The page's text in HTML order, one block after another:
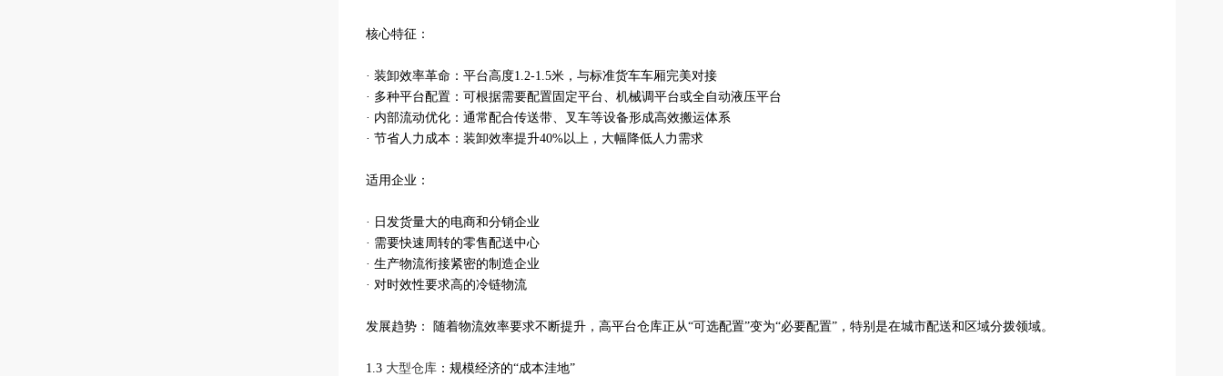
核心特征：
· 装卸效率革命：平台高度1.2-1.5米，与标准货车车厢完美对接
· 多种平台配置：可根据需要配置固定平台、机械调平台或全自动液压平台
· 内部流动优化：通常配合传送带、叉车等设备形成高效搬运体系
· 节省人力成本：装卸效率提升40%以上，大幅降低人力需求
适用企业：
· 日发货量大的电商和分销企业
· 需要快速周转的零售配送中心
· 生产物流衔接紧密的制造企业
· 对时效性要求高的冷链物流
发展趋势： 随着物流效率要求不断提升，高平台仓库正从“可选配置”变为“必要配置”，特别是在城市配送和区域分拨领域。
1.3 大型仓库 ：规模经济的“成本洼地”